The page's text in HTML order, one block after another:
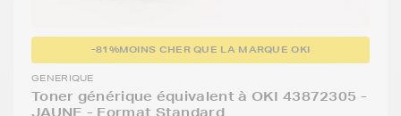
-81%MOINS CHER QUE LA MARQUE OKI
GENERIQUE
Toner générique équivalent à OKI 43872305 -
JAUNE - Format Standard